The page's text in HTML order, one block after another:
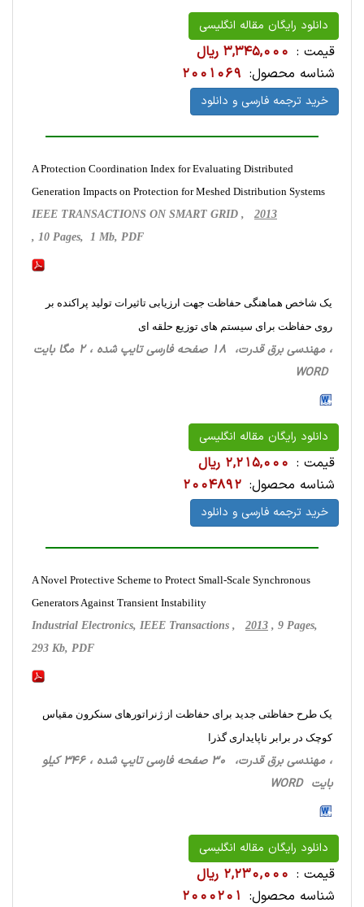
دانلود رایگان مقاله انگلیسی
قیمت : 3,345,000 ریال
شناسه محصول: 2001069
خرید ترجمه فارسی و دانلود
A Protection Coordination Index for Evaluating Distributed
Generation Impacts on Protection for Meshed Distribution Systems
IEEE TRANSACTIONS ON SMART GRID , 2013
, 10 Pages, 1 Mb, PDF
یک شاخص هماهنگی حفاظت جهت ارزیابی تاثیرات تولید پراکنده بر
روی حفاظت برای سیستم های توزیع حلقه ای
، مهندسی برق قدرت، 18 صفحه فارسی تایپ شده ، 2 مگا بایت
WORD
دانلود رایگان مقاله انگلیسی
قیمت : 2,215,000 ریال
شناسه محصول: 2004892
خرید ترجمه فارسی و دانلود
A Novel Protective Scheme to Protect Small-Scale Synchronous
Generators Against Transient Instability
Industrial Electronics, IEEE Transactions , 2013 , 9 Pages,
293 Kb, PDF
یک طرح حفاظتی جدید برای حفاظت از ژنراتورهای سنکرون مقیاس
کوچک در برابر ناپایداری گذرا
، مهندسی برق قدرت، 30 صفحه فارسی تایپ شده ، 346 کیلو
بایت WORD
دانلود رایگان مقاله انگلیسی
قیمت : 2,230,000 ریال
شناسه محصول: 2000201